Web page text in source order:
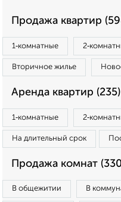
Продажа квартир
1‑комнатные
Вторичное жилье
Аренда квартир (235)
1‑комнатные
На длительный срок
Продажа комнат
В общежитии В